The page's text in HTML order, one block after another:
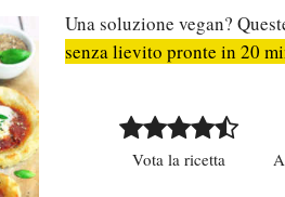
Una soluzione vegan?
senza lievito pronte in 20
Vota la ricetta